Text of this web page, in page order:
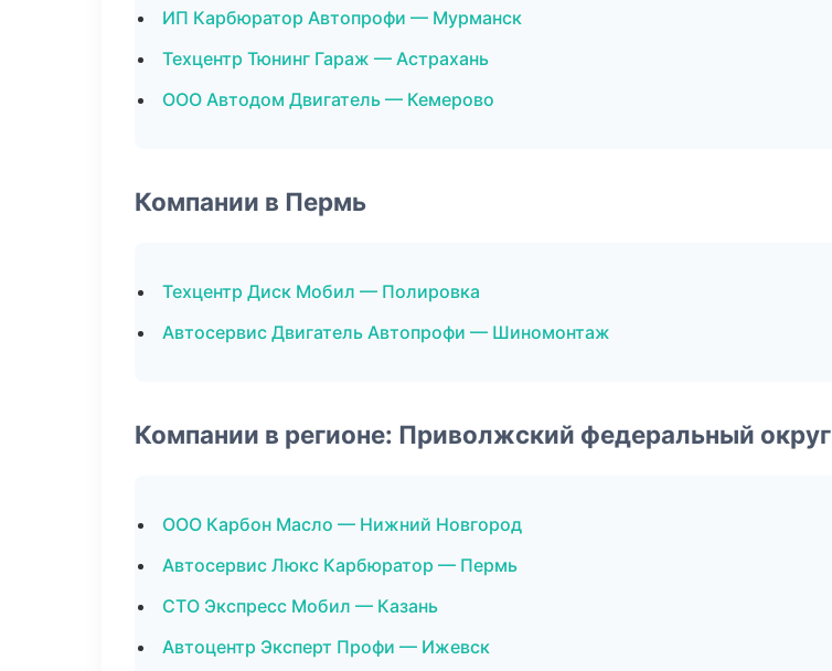
ИП Карбюратор Автопрофи — Мурманск
Техцентр Тюнинг Гараж — Астрахань
ООО Автодом Двигатель — Кемерово
Компании в Пермь
Техцентр Диск Мобил — Полировка
Автосервис Двигатель Автопрофи — Шиномонтаж
Компании в регионе: Приволжский федеральный округ
ООО Карбон Масло — Нижний Новгород
Автосервис Люкс Карбюратор — Пермь
СТО Экспресс Мобил — Казань
Автоцентр Эксперт Профи — Ижевск